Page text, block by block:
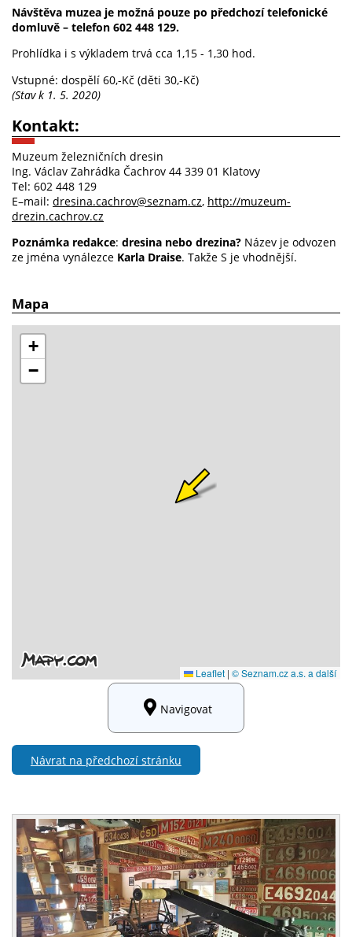
Návštěva muzea je možná pouze po předchozí telefonické
domluvě – telefon 602 448 129.
Prohlídka i s výkladem trvá cca 1,15 - 1,30 hod.
Vstupné: dospělí 60,-Kč (děti 30,-Kč)
(Stav k 1. 5. 2020)
Kontakt:
Muzeum železničních dresin
Ing. Václav Zahrádka Čachrov 44 339 01 Klatovy
Tel: 602 448 129
E–mail: dresina.cachrov@seznam.cz, http://muzeum-
drezin.cachrov.cz
Poznámka redakce: dresina nebo drezina? Název je odvozen
ze jména vynálezce Karla Draise. Takže S je vhodnější.
Mapa
Navigovat
Návrat na předchozí stránku